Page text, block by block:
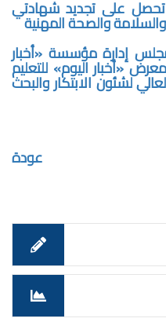
تحصل على تجديد شهادتي
والسلامة والصحة المهنية
إدارة مؤسسة «أخبار
«أخبار اليوم» للتعليم
لشئون الابتكار والبحث
عودة